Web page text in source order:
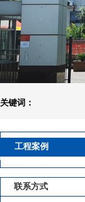
关键词： 天
工程案例
联系方式